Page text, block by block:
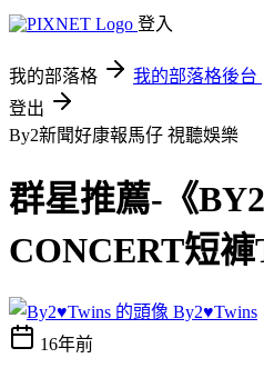
登入
我的部落格 我的部落格後台
登出
By2新聞好康報馬仔 視聽娛樂
群星推薦-《
CONCERT短褲
By2♥Twins
16年前